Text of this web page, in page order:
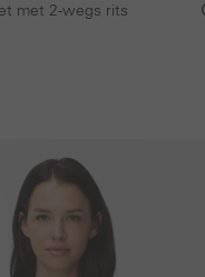
met 2-wegs rits